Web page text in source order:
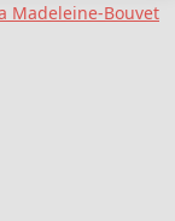
Madeleine-Bouvet